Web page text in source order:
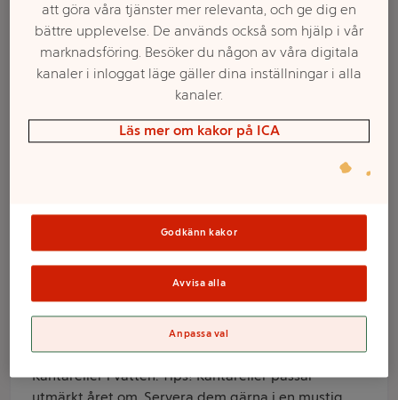
vatten 184g ICA
ICA
Produktinformation
Kantareller i vatten. Tips! Kantareller passar
Välj butik och handla
Sortimentet kan variera mellan butikerna
att göra våra tjänster mer relevanta, och ge dig en
bättre upplevelse. De används också som hjälp i vår
marknadsföring. Besöker du någon av våra digitala
kanaler i inloggat läge gäller dina inställningar i alla
kanaler.
Läs mer om kakor på ICA
Godkänn kakor
Avvisa alla
Anpassa val